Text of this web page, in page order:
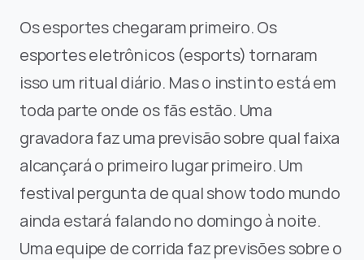
Os esportes chegaram primeiro. Os
esportes eletrônicos (esports) tornaram
isso um ritual diário. Mas o instinto está em
toda parte onde os fãs estão. Uma
gravadora faz uma previsão sobre qual faixa
alcançará o primeiro lugar primeiro. Um
festival pergunta de qual show todo mundo
ainda estará falando no domingo à noite.
Uma equipe de corrida faz previsões sobre o